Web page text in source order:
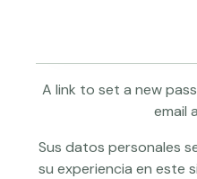
A link to set a new
email
Sus datos personales
su experiencia en este